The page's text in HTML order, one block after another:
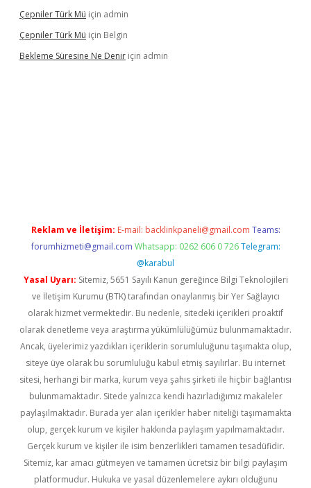
Çepniler Türk Mü için admin
Çepniler Türk Mü için Belgin
Bekleme Süresine Ne Denir için admin
Reklam ve İletişim: E-mail: backlinkpaneli@gmail.com Teams:
forumhizmeti@gmail.com Whatsapp: 0262 606 0 726 Telegram:
@karabul
Yasal Uyarı: Sitemiz, 5651 Sayılı Kanun gereğince Bilgi Teknolojileri
ve İletişim Kurumu (BTK) tarafından onaylanmış bir Yer Sağlayıcı
olarak hizmet vermektedir. Bu nedenle, sitedeki içerikleri proaktif
olarak denetleme veya araştırma yükümlülüğümüz bulunmamaktadır.
Ancak, üyelerimiz yazdıkları içeriklerin sorumluluğunu taşımakta olup,
siteye üye olarak bu sorumluluğu kabul etmiş sayılırlar. Bu internet
sitesi, herhangi bir marka, kurum veya şahıs şirketi ile hiçbir bağlantısı
bulunmamaktadır. Sitede yalnızca kendi hazırladığımız makaleler
paylaşılmaktadır. Burada yer alan içerikler haber niteliği taşımamakta
olup, gerçek kurum ve kişiler hakkında paylaşım yapılmamaktadır.
Gerçek kurum ve kişiler ile isim benzerlikleri tamamen tesadüfidir.
Sitemiz, kar amacı gütmeyen ve tamamen ücretsiz bir bilgi paylaşım
platformudur. Hukuka ve yasal düzenlemelere aykırı olduğunu